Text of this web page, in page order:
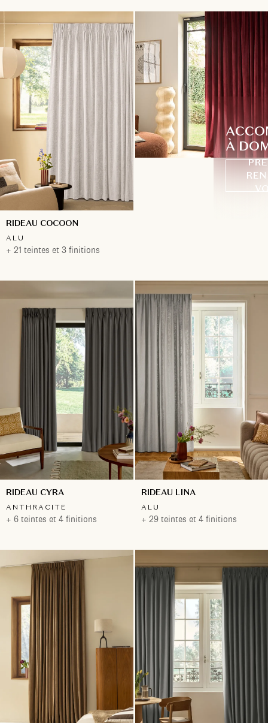
RIDEAU COCOON
ALU
+ 21 teintes et 3 finitions
À
RIDEAU CYRA
ANTHRACITE
+ 6 teintes et 4 finitions
RIDEAU LINA
ALU
+ 29 teintes et 4 finitions